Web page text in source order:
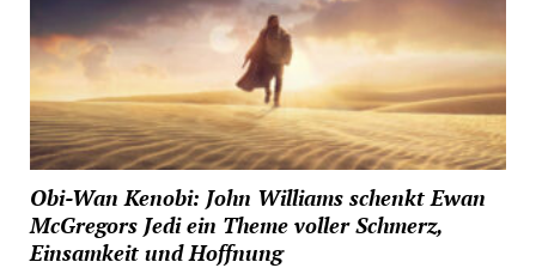
Obi-Wan Kenobi: John Williams schenkt Ewan
McGregors Jedi ein Theme voller Schmerz,
Einsamkeit und Hoffnung